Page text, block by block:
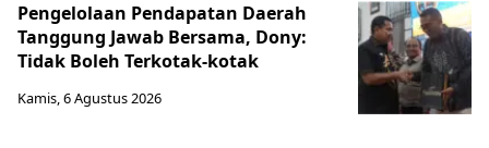
Pengelolaan Pendapatan Daerah
Tanggung Jawab Bersama, Dony:
Tidak Boleh Terkotak-kotak
Kamis, 6 Agustus 2026